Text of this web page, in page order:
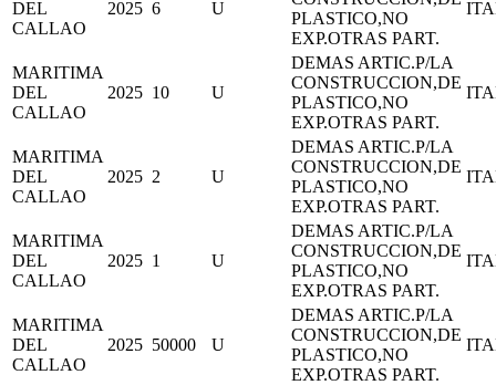
DEL
CALLAO
2025 6 U
PLASTICO,NO
EXP.OTRAS PART.
MARITIMA
DEL
CALLAO
2025 10 U
DEMAS ARTIC.P/LA
CONSTRUCCION,DE
PLASTICO,NO
EXP.OTRAS PART.
MARITIMA
DEL
CALLAO
2025 2 U
DEMAS ARTIC.P/LA
CONSTRUCCION,DE
PLASTICO,NO
EXP.OTRAS PART.
MARITIMA
DEL
CALLAO
2025 1 U
DEMAS ARTIC.P/LA
CONSTRUCCION,DE
PLASTICO,NO
EXP.OTRAS PART.
MARITIMA
DEL
CALLAO
2025 50000 U
DEMAS ARTIC.P/LA
CONSTRUCCION,DE
PLASTICO,NO
EXP.OTRAS PART.